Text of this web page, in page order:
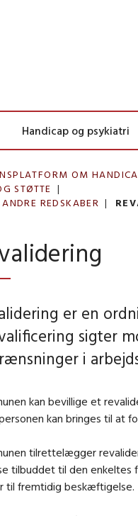
Handicap og psykiatri
OM
STØTTE
REDSKABER
er en
sigter
i
kan bevillige et
kan bringes til at
tilrettelægger
tilbuddet til den enkeltes
til fremtidig beskæftigelse.